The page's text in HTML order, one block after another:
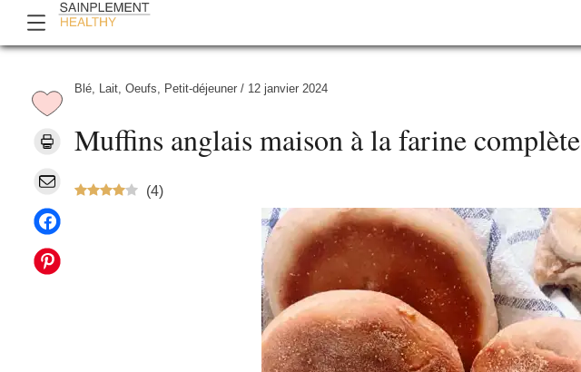
Blé, Lait, Oeufs, Petit-déjeuner / 12 janvier 2024
Muffins anglais maison à la farine complète
(4)